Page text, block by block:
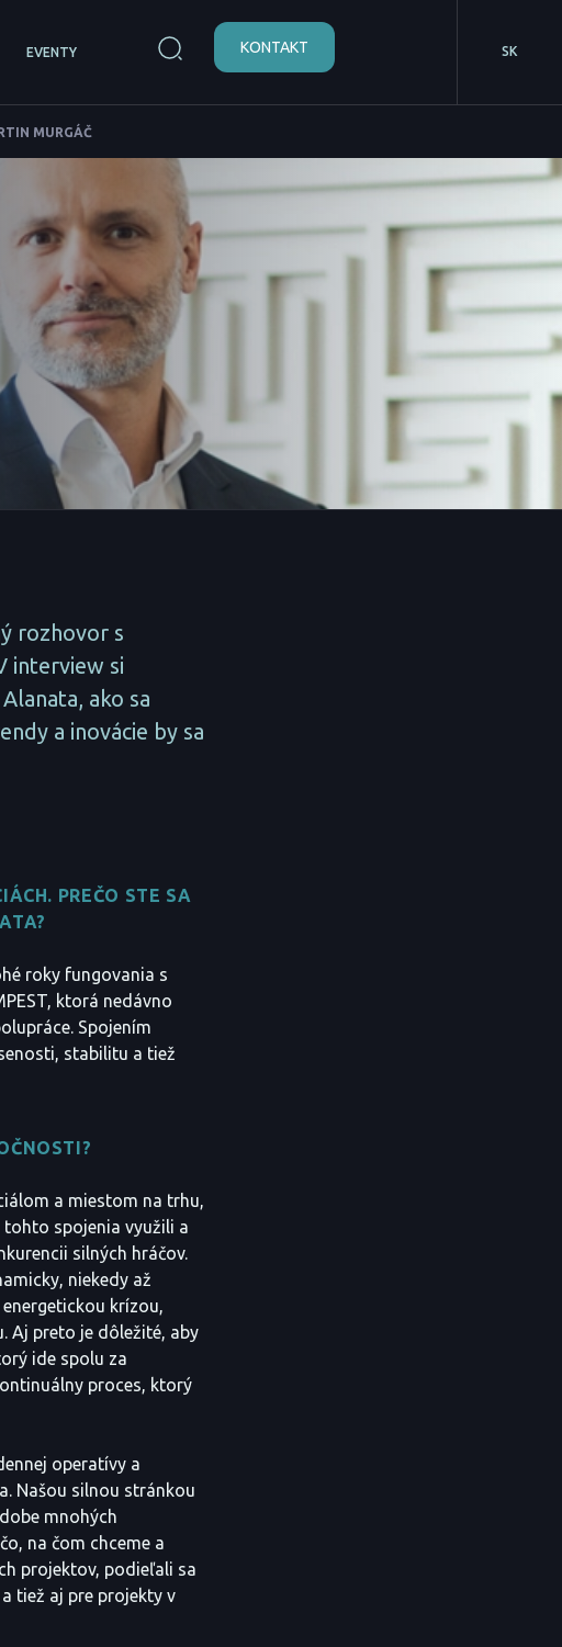
EVENTY KONTAKT SK
MURGÁČ
rozhovor s
interview si
ako sa
a inovácie by sa
PREČO STE SA
roky fungovania s
ktorá nedávno
Spojením
stabilitu a tiež
a miestom na trhu,
tohto spojenia využili a
silných hráčov.
niekedy až
krízou,
Aj preto je dôležité, aby
ide spolu za
proces, ktorý
operatívy a
Našou silnou stránkou
mnohých
na čom chceme a
projektov, podieľali sa
tiež aj pre projekty v